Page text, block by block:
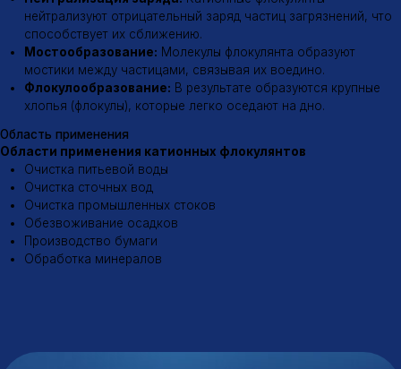
Заказать флокулянты
О компании
Доставка
Контакты
Катионные флокулянты
Неионогенные флокулянты
Флокулянты Магнафлок
Флокулянты Суперфлок
Флокулянты Флопам
Флокулянты Зетаг
Гипохлорит натрия
© 2026 ООО «МИК»
Разработка сайта